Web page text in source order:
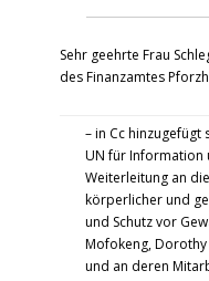
Sehr geehrte Frau
des Finanzamtes
– in Cc hinzugefügt
UN für Information
Weiterleitung an
körperlicher und
und Schutz vor
Mofokeng,
und an deren